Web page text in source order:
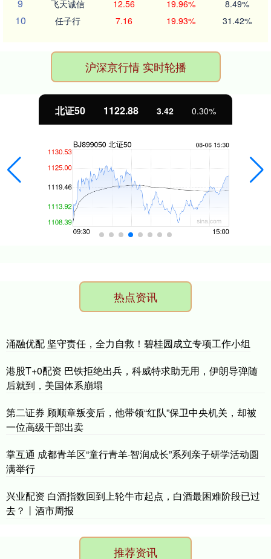
9 飞天诚信 12.56 19.96% 8.49%
10 任子行 7.16 19.93% 31.42%
沪深京行情 实时轮播
北证50 1122.88 3.42 0.30%
热点资讯
涌融优配 坚守责任，全力自救！碧桂园成立专项工作小组
港股T+0配资 巴铁拒绝出兵，科威特求助无用，伊朗导弹随
后就到，美国体系崩塌
第二证券 顾顺章叛变后，他带领“红队”保卫中央机关，却被
一位高级干部出卖
掌互通 成都青羊区“童行青羊·智润成长”系列亲子研学活动圆
满举行
兴业配资 白酒指数回到上轮牛市起点，白酒最困难阶段已过
去？丨酒市周报
推荐资讯